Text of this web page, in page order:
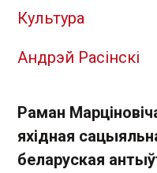
Культура
Андрэй Расінскі
Раман
яхідная
беларуская